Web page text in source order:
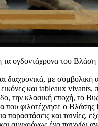
του Βλάση
διαχρονικά, με
και tableaux
την κλασική εποχή, το
που φιλοτέχνησε ο
παραστάσεις και ταινίες,